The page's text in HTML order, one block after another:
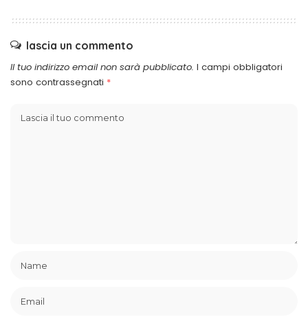
lascia un commento
Il tuo indirizzo email non sarà pubblicato. I campi obbligatori
sono contrassegnati *